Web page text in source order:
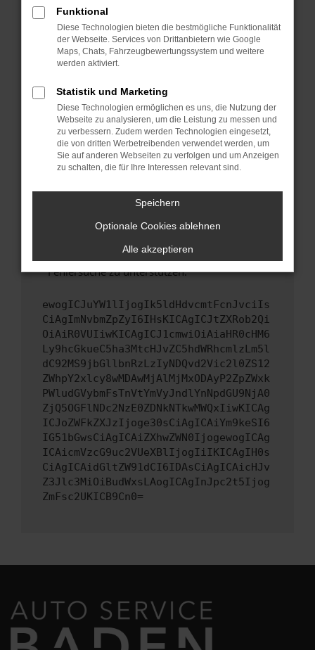
Fenster?
Starte dein Gerät neu.
Das kann manchmal helfen, vorübergehende
Probleme zu beheben.
Betriebssystem auf dem neuesten Stand
sind.
Veraltete Software birgt nicht nur ein
Sicherheitsrisiko, sondern kann auch dazu
führen, dass bestimmte Funktionen nicht mehr
unterstützt werden.
Wende dich an den Webseitenbetreiber.
Wenn du alle oben genannten Schritte versucht
hast, kontaktiere uns bitte. Wir werden
uns diesen Text schicken, um uns bei der
Fehlersuche zu unterstützen:
ewogICJuYW1lIjogIk5ldHdvcmtFcnJvciIs
CiAgImNvbmZpZyI6IHsKICAgICJtZXRob2Qi
OiAiR0VUIiwKICAgICJ1cmwiOiAiaHR0cHM6
Ly9hcGkueC5ha3MtcHJvZC5hdWRhcmlzLm5l
dC92MS9jbGllbnRzLzIyNDQvd2Vic2l0ZS12
ZWhpY2xlcy8wMDAwMjAlMjMxODAyP2ZpZWxk
PWludGVybmFsTnVtYmVyJndlYnNpdGU9NjA0
ZjQ5OGFlNDc2NzE0ZDNkNTkwMWQxIiwKICAg
ICJoZWFkZXJzIjoge30sCiAgICAiYm9keSI6
IG51bGwsCiAgICAiZXhwZWN0IjogewogICAg
ICAicmVzcG9uc2VUeXBlIjogIiIKICAgIH0s
CiAgICAidGltZW91dCI6IDAsCiAgICAicHJv
Z3Jlc3MiOiBudWxsLAogICAgInJpc2t5Ijog
ZmFsc2UKICB9Cn0=
Funktional
Diese Technologien bieten die bestmögliche Funktionalität
der Webseite. Services von Drittanbietern wie Google
Maps, Chats, Fahrzeugbewertungssystem und weitere
werden aktiviert.
Statistik und Marketing
Diese Technologien ermöglichen es uns, die Nutzung der
Webseite zu analysieren, um die Leistung zu messen und
zu verbessern. Zudem werden Technologien eingesetzt,
die von dritten Werbetreibenden verwendet werden, um
Sie auf anderen Webseiten zu verfolgen und um Anzeigen
zu schalten, die für Ihre Interessen relevant sind.
Speichern
Optionale Cookies ablehnen
Alle akzeptieren